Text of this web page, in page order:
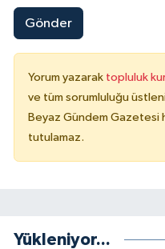
Gönder
Yorum yazarak topluluk
ve tüm sorumluluğu
Beyaz Gündem Gazetesi
tutulamaz.
Yükleniyor...